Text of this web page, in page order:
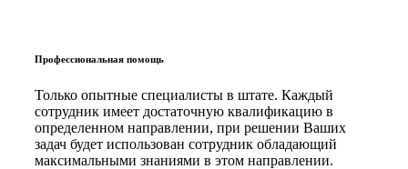
Профессиональная помощь
Только опытные специалисты в штате. Каждый
сотрудник имеет достаточную квалификацию в
определенном направлении, при решении Ваших
задач будет использован сотрудник обладающий
максимальными знаниями в этом направлении.